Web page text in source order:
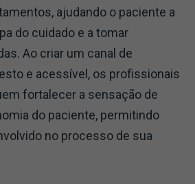
ajudando o paciente a
do cuidado e a tomar
Ao criar um canal de
e acessível, os profissionais
fortalecer a sensação de
do paciente, permitindo
no processo de sua